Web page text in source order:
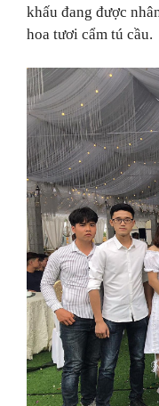
khấu đang được
hoa tươi cẩm tú cầu.